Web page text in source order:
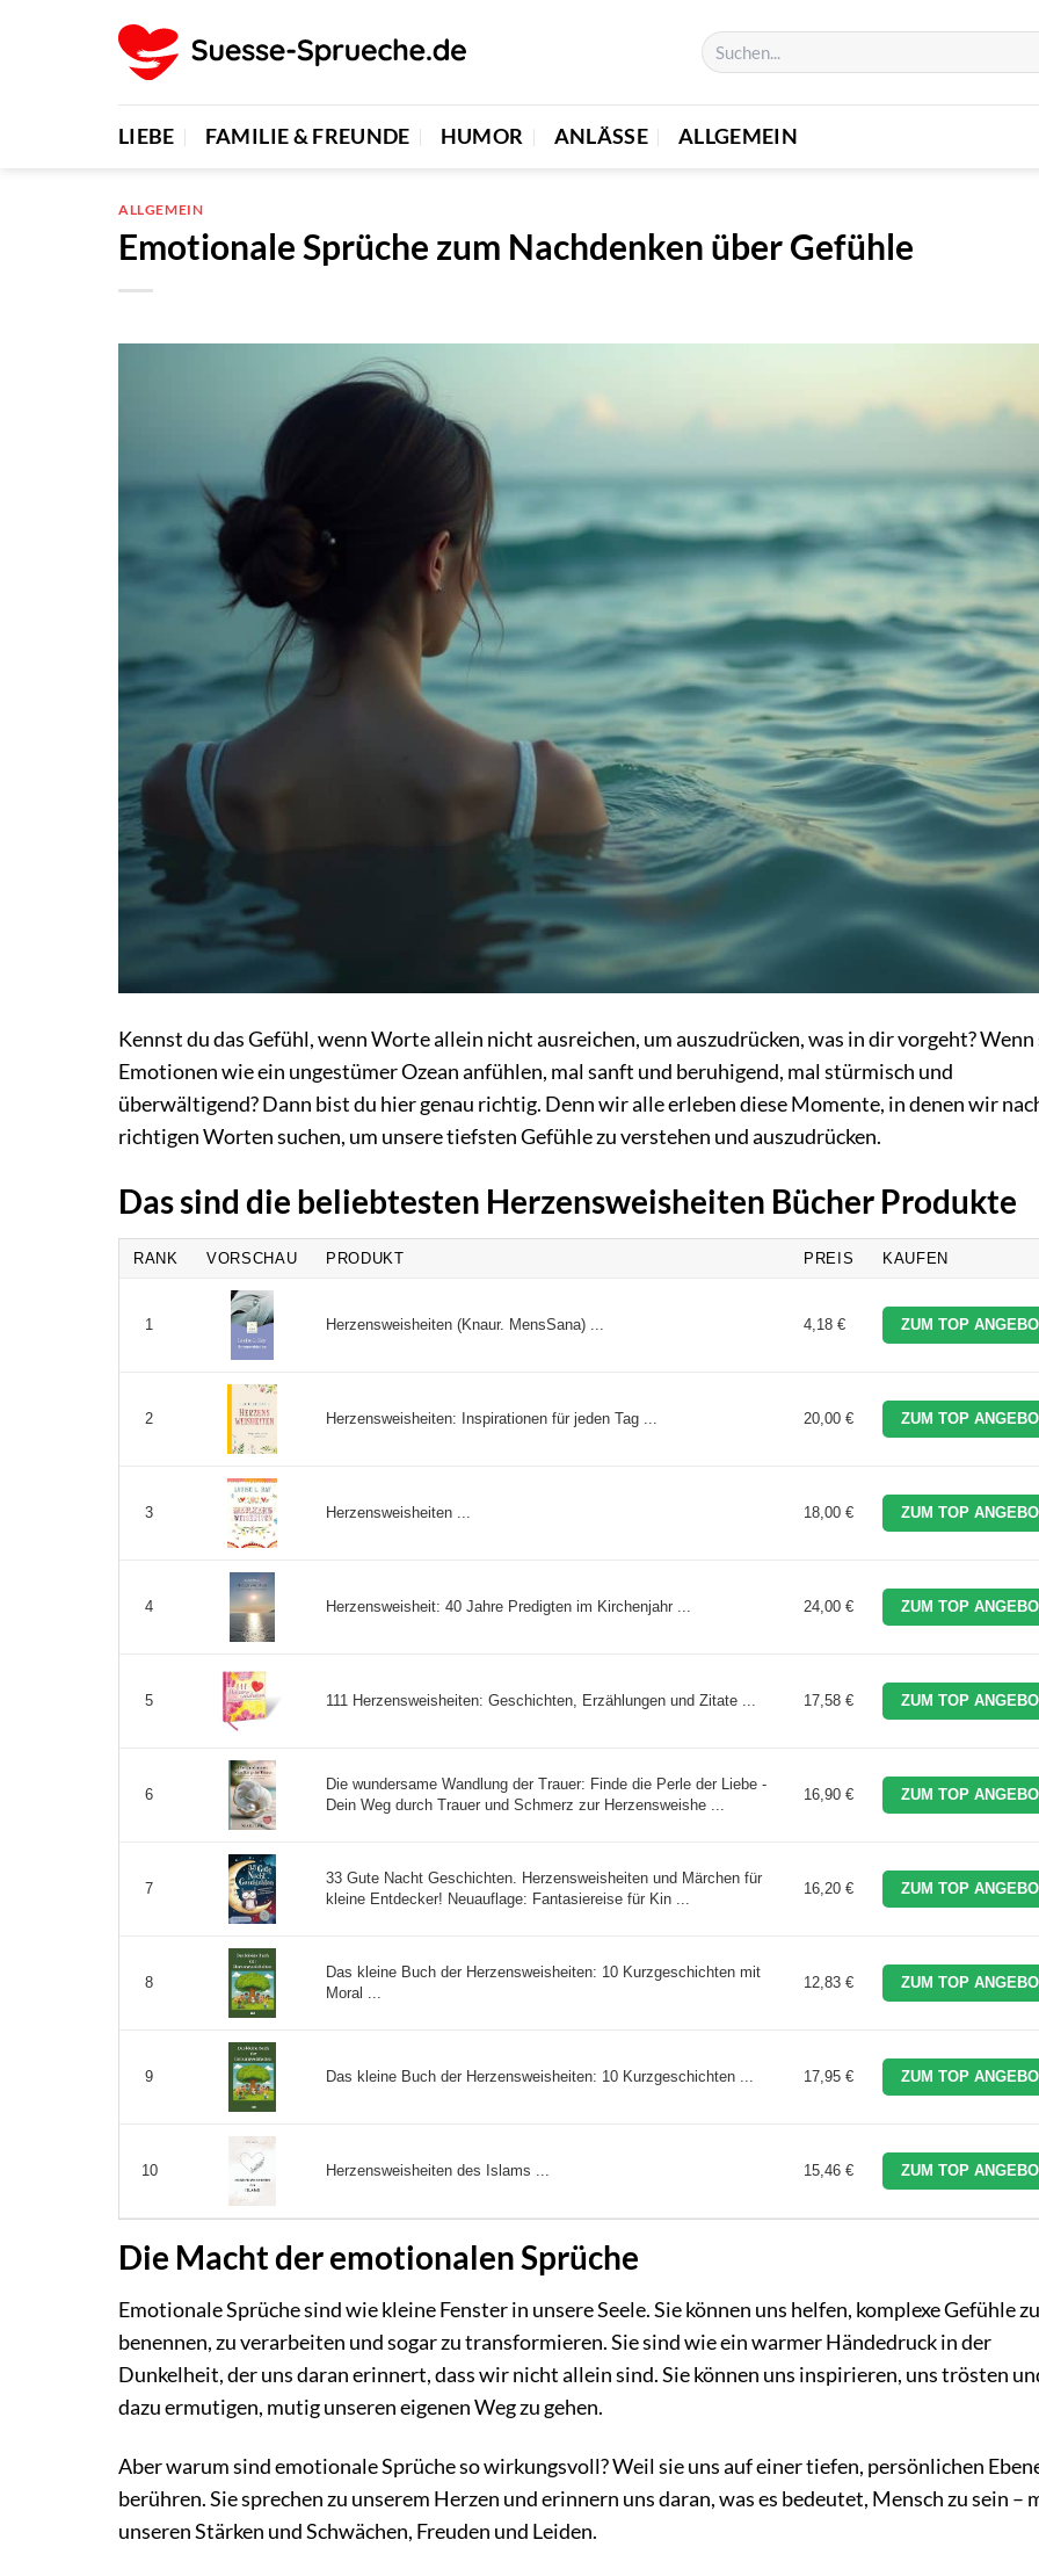
LIEBE FAMILIE & FREUNDE HUMOR ANLÄSSE ALLGEMEIN
ALLGEMEIN
Emotionale Sprüche zum Nachdenken über Gefühle
Kennst du das Gefühl, wenn Worte allein nicht ausreichen, um auszudrücken, was in dir vorgeht? Wenn
Emotionen wie ein ungestümer Ozean anfühlen, mal sanft und beruhigend, mal stürmisch und
überwältigend? Dann bist du hier genau richtig. Denn wir alle erleben diese Momente, in denen wir
richtigen Worten suchen, um unsere tiefsten Gefühle zu verstehen und auszudrücken.
Das sind die beliebtesten Herzensweisheiten Bücher Produkte
RANK VORSCHAU PRODUKT PREIS KAUFEN
1 Herzensweisheiten (Knaur. MensSana) ... 4,18 € ZUM TOP
2 Herzensweisheiten: Inspirationen für jeden Tag ... 20,00 € ZUM TOP
3 Herzensweisheiten ... 18,00 € ZUM TOP
4 Herzensweisheit: 40 Jahre Predigten im Kirchenjahr ... 24,00 € ZUM TOP
5 111 Herzensweisheiten: Geschichten, Erzählungen und Zitate ... 17,58 € ZUM TOP
6
Die wundersame Wandlung der Trauer: Finde die Perle der Liebe -
Dein Weg durch Trauer und Schmerz zur Herzensweishe ...
16,90 € ZUM TOP
7
33 Gute Nacht Geschichten. Herzensweisheiten und Märchen für
kleine Entdecker! Neuauflage: Fantasiereise für Kin ...
16,20 € ZUM TOP
8
Das kleine Buch der Herzensweisheiten: 10 Kurzgeschichten mit
Moral ...
12,83 € ZUM TOP
9 Das kleine Buch der Herzensweisheiten: 10 Kurzgeschichten ... 17,95 € ZUM TOP
10 Herzensweisheiten des Islams ... 15,46 € ZUM TOP
Die Macht der emotionalen Sprüche
Emotionale Sprüche sind wie kleine Fenster in unsere Seele. Sie können uns helfen, komplexe Gefühle zu
benennen, zu verarbeiten und sogar zu transformieren. Sie sind wie ein warmer Händedruck in der
Dunkelheit, der uns daran erinnert, dass wir nicht allein sind. Sie können uns inspirieren, uns trösten
dazu ermutigen, mutig unseren eigenen Weg zu gehen.
Aber warum sind emotionale Sprüche so wirkungsvoll? Weil sie uns auf einer tiefen, persönlichen
berühren. Sie sprechen zu unserem Herzen und erinnern uns daran, was es bedeutet, Mensch zu sein –
unseren Stärken und Schwächen, Freuden und Leiden.